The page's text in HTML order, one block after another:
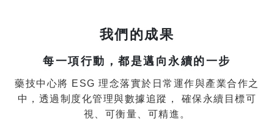
我們的成果
每一項行動，都是邁向永續的一步
藥技中心將 ESG 理念落實於日常運作與產業合作之
中，透過制度化管理與數據追蹤，
確保永續目標可
視、可衡量、可精進。